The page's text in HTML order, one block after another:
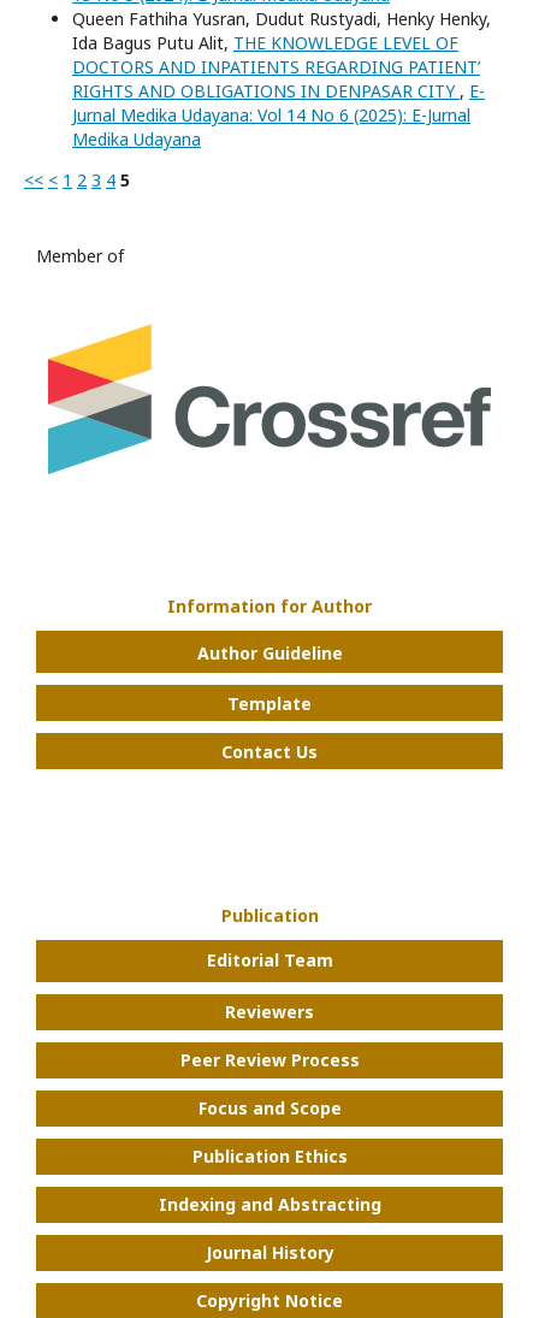
Queen Fathiha Yusran, Dudut Rustyadi, Henky Henky,
Ida Bagus Putu Alit, THE KNOWLEDGE LEVEL OF
DOCTORS AND INPATIENTS REGARDING PATIENT’
RIGHTS AND OBLIGATIONS IN DENPASAR CITY , E-
Jurnal Medika Udayana: Vol 14 No 6 (2025): E-Jurnal
Medika Udayana
<< < 1 2 3 4 5
Member of
Information for Author
Author Guideline
Template
Contact Us
Publication
Editorial Team
Reviewers
Peer Review Process
Focus and Scope
Publication Ethics
Indexing and Abstracting
Journal History
Copyright Notice